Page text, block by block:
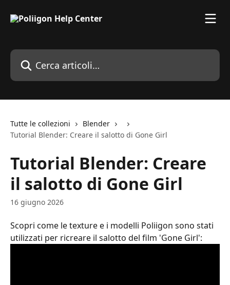
Cerca articoli…
Tutte le collezioni
Blender
Tutorial Blender: Creare il salotto di Gone Girl
Tutorial Blender: Creare
il salotto di Gone Girl
16 giugno 2026
Scopri come le texture e i modelli Poliigon sono stati
utilizzati per ricreare il salotto del film 'Gone Girl':